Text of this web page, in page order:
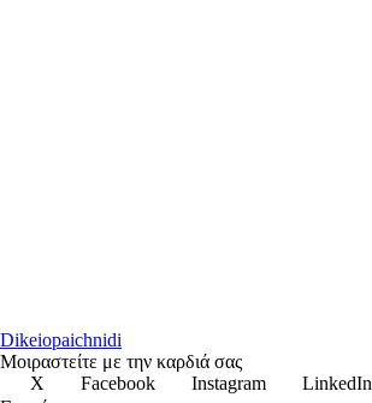
Dikeiopaichnidi
Μοιραστείτε με την καρδιά σας
X
Facebook Instagram LinkedIn